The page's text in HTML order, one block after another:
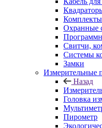
Охранные
Свитчи,
Системы
Замки
Измерительные
Назад
Головка
Пирометр